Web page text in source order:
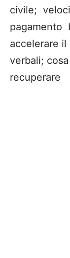
civile;
pagamento
accelerare
verbali;
recuperare